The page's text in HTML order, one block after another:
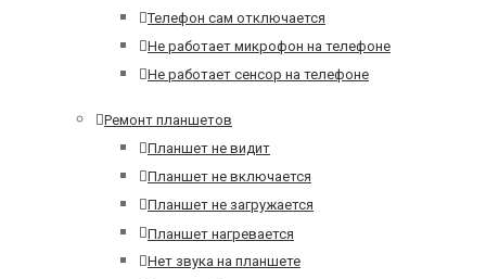
Телефон сам отключается
Не работает микрофон на телефоне
Не работает сенсор на телефоне
Ремонт планшетов
Планшет не видит
Планшет не включается
Планшет не загружается
Планшет нагревается
Нет звука на планшете